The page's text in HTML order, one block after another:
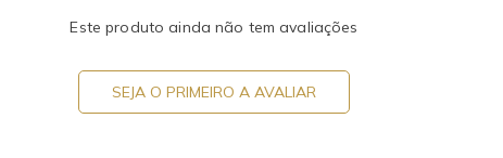
Este produto ainda não tem avaliações
SEJA O PRIMEIRO A AVALIAR